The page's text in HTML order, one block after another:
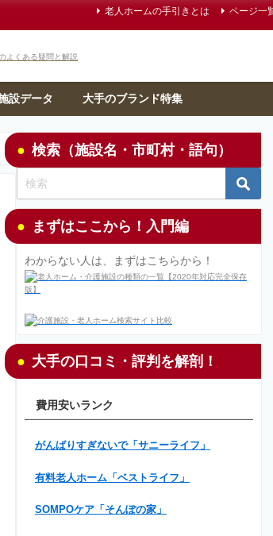
老人ホームの手引きとは ページ一
設データ 大手のブランド特集
検索（施設名・市町村・語句）
まずはここから！入門編
わからない人は、まずはこちらから！
大手の口コミ・評判を解剖！
費用安いランク
がんばりすぎないで「サニーライフ」
有料老人ホーム「ベストライフ」
SOMPOケア「そんぽの家」